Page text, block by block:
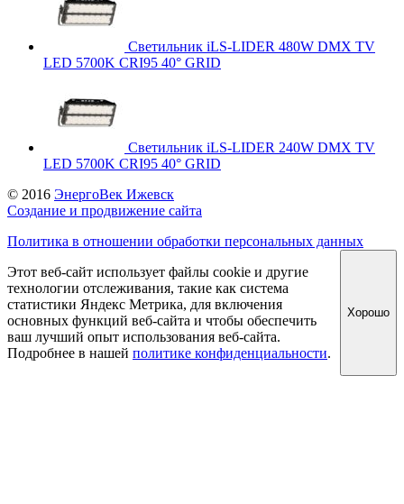
Светильник iLS-LIDER 480W DMX TV
LED 5700K CRI95 40° GRID
Светильник iLS-LIDER 240W DMX TV
LED 5700K CRI95 40° GRID
© 2016 ЭнергоВек Ижевск
Создание и продвижение сайта
Политика в отношении обработки персональных данных
Этот веб-сайт использует файлы cookie и другие
технологии отслеживания, такие как система
статистики Яндекс Метрика, для включения
основных функций веб-сайта и чтобы обеспечить
ваш лучший опыт использования веб-сайта.
Подробнее в нашей политике конфиденциальности.
Хорошо